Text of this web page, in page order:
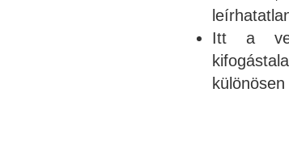
Itt a